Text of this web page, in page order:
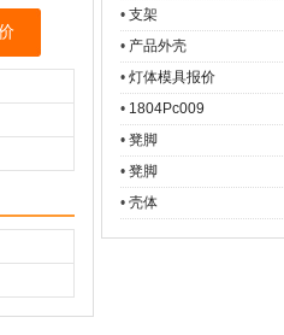
• 支架
• 产品外壳
• 灯体模具报价
• 1804Pc009
• 凳脚
• 凳脚
• 壳体